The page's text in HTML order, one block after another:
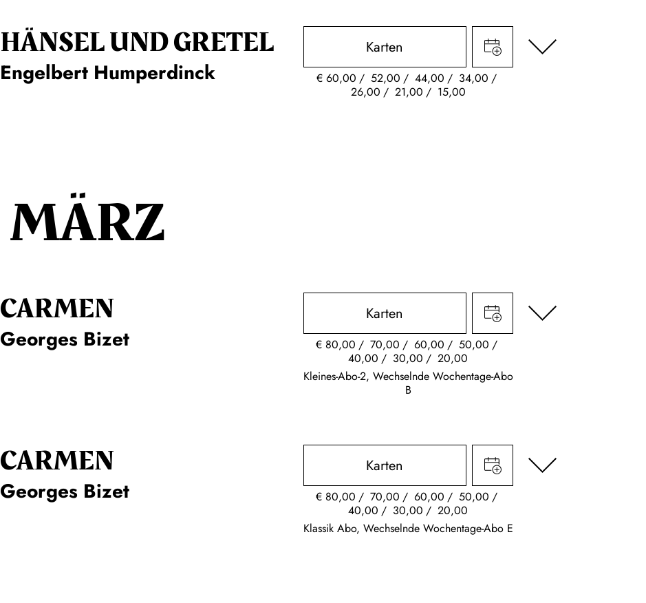
HÄNSEL UND GRETEL
Engelbert Humperdinck
Karten
€60,00 52,00 44,00
34,00
26,00
21,00 15,00
MÄRZ
CARMEN
Georges Bizet
Karten
€ 80,00 70,00 60,00
50,00
40,00
30,00
20,00
Kleines-Abo-2, Wechselnde Wochentage-Abo
B
CARMEN
Georges Bizet
Karten
€ 80,00 70,00 60,00
50,00
40,00
30,00
20,00
Klassik Abo, Wechselnde Wochentage-Abo E